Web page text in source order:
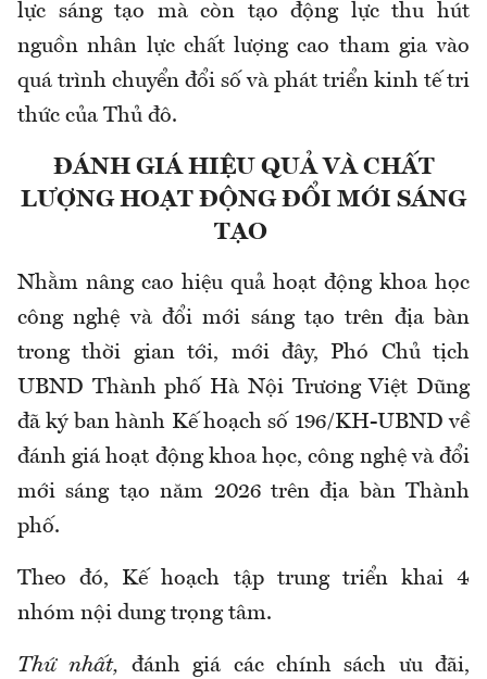
lực sáng tạo mà còn tạo động lực thu hút
nguồn nhân lực chất lượng cao tham gia vào
quá trình chuyển đổi số và phát triển kinh tế tri
thức của Thủ đô.
ĐÁNH GIÁ HIỆU QUẢ VÀ CHẤT
LƯỢNG HOẠT ĐỘNG ĐỔI MỚI SÁNG
TẠO
Nhằm nâng cao hiệu quả hoạt động khoa học
công nghệ và đổi mới sáng tạo trên địa bàn
trong thời gian tới, mới đây, Phó Chủ tịch
UBND Thành phố Hà Nội Trương Việt Dũng
đã ký ban hành Kế hoạch số 196/KH-UBND về
đánh giá hoạt động khoa học, công nghệ và đổi
mới sáng tạo năm 2026 trên địa bàn Thành
phố.
Theo đó, Kế hoạch tập trung triển khai 4
nhóm nội dung trọng tâm.
Thứ nhất, đánh giá các chính sách ưu đãi,